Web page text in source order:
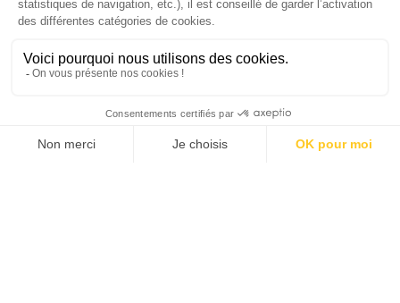
SUIVEZ-NOUS